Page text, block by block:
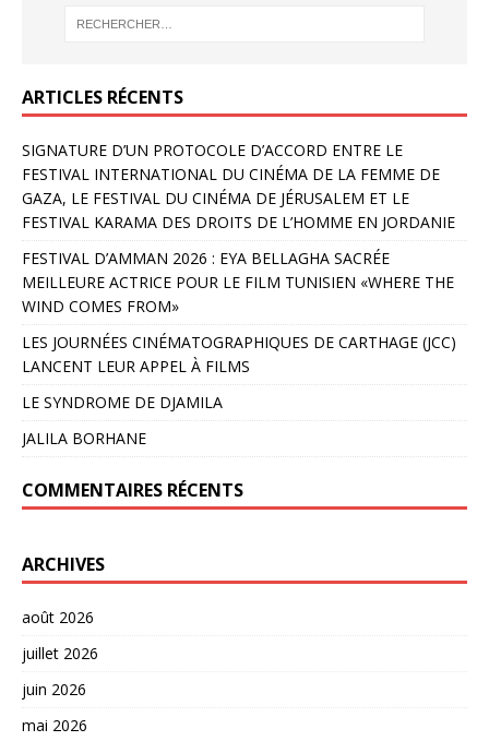
ARTICLES RÉCENTS
SIGNATURE D’UN PROTOCOLE D’ACCORD ENTRE LE
FESTIVAL INTERNATIONAL DU CINÉMA DE LA FEMME DE
GAZA, LE FESTIVAL DU CINÉMA DE JÉRUSALEM ET LE
FESTIVAL KARAMA DES DROITS DE L’HOMME EN JORDANIE
FESTIVAL D’AMMAN 2026 : EYA BELLAGHA SACRÉE
MEILLEURE ACTRICE POUR LE FILM TUNISIEN «WHERE THE
WIND COMES FROM»
LES JOURNÉES CINÉMATOGRAPHIQUES DE CARTHAGE (JCC)
LANCENT LEUR APPEL À FILMS
LE SYNDROME DE DJAMILA
JALILA BORHANE
COMMENTAIRES RÉCENTS
ARCHIVES
août 2026
juillet 2026
juin 2026
mai 2026